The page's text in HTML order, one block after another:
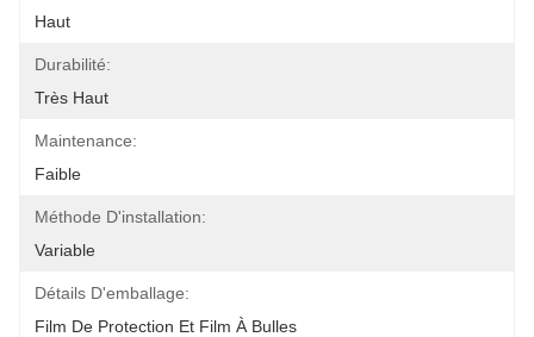
Haut
Durabilité:
Très Haut
Maintenance:
Faible
Méthode D'installation:
Variable
Détails D'emballage:
Film De Protection Et Film À Bulles